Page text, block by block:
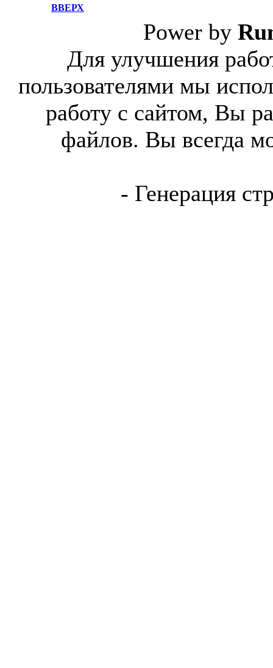
ВВЕРХ
Power by
Для улучшения
пользователями мы
работу с сайтом, Вы
файлов. Вы всегда
- Генерация